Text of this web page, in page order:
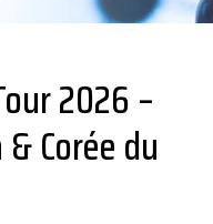
2026 –
Corée du